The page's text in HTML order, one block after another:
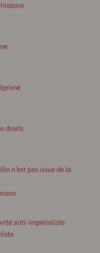
droits
n’est pas issue de la
anti-impérialiste